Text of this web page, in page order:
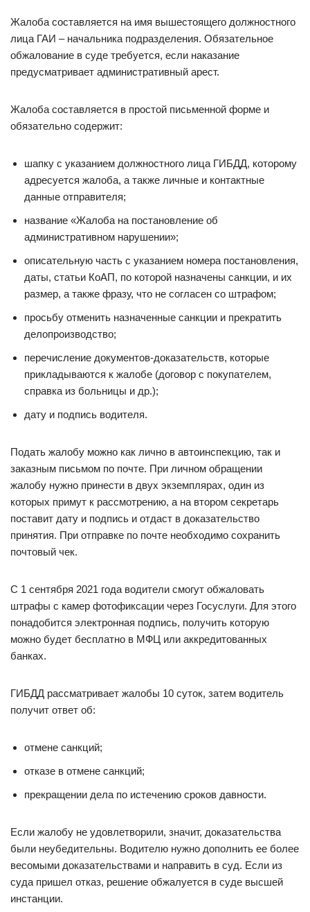
Жалоба составляется на имя вышестоящего должностного
лица ГАИ – начальника подразделения. Обязательное
обжалование в суде требуется, если наказание
предусматривает административный арест.
Жалоба составляется в простой письменной форме и
обязательно содержит:
шапку с указанием должностного лица ГИБДД, которому
адресуется жалоба, а также личные и контактные
данные отправителя;
название «Жалоба на постановление об
административном нарушении»;
описательную часть с указанием номера постановления,
даты, статьи КоАП, по которой назначены санкции, и их
размер, а также фразу, что не согласен со штрафом;
просьбу отменить назначенные санкции и прекратить
делопроизводство;
перечисление документов-доказательств, которые
прикладываются к жалобе (договор с покупателем,
справка из больницы и др.);
дату и подпись водителя.
Подать жалобу можно как лично в автоинспекцию, так и
заказным письмом по почте. При личном обращении
жалобу нужно принести в двух экземплярах, один из
которых примут к рассмотрению, а на втором секретарь
поставит дату и подпись и отдаст в доказательство
принятия. При отправке по почте необходимо сохранить
почтовый чек.
С 1 сентября 2021 года водители смогут обжаловать
штрафы с камер фотофиксации через Госуслуги. Для этого
понадобится электронная подпись, получить которую
можно будет бесплатно в МФЦ или аккредитованных
банках.
ГИБДД рассматривает жалобы 10 суток, затем водитель
получит ответ об:
отмене санкций;
отказе в отмене санкций;
прекращении дела по истечению сроков давности.
Если жалобу не удовлетворили, значит, доказательства
были неубедительны. Водителю нужно дополнить ее более
весомыми доказательствами и направить в суд. Если из
суда пришел отказ, решение обжалуется в суде высшей
инстанции.